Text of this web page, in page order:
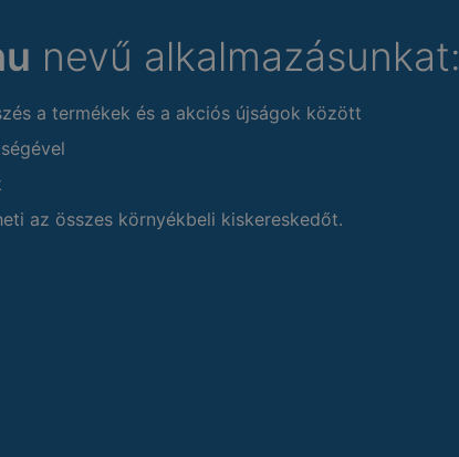
nevű alkalmazásunkat:
a termékek és a akciós újságok között
az összes környékbeli kiskereskedőt.